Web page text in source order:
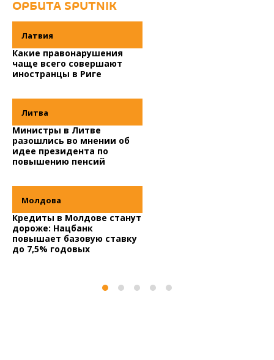
ОРБИТА SPUTNIK
Латвия
Какие правонарушения
чаще всего совершают
иностранцы в Риге
Литва
Министры в Литве
разошлись во мнении об
идее президента по
повышению пенсий
Молдова
Кредиты в Молдове станут
дороже: Нацбанк
повышает базовую ставку
до 7,5% годовых